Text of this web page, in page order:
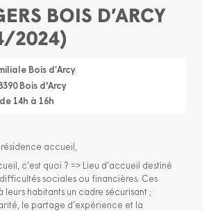
BOIS D’ARCY
2024)
Bois d’Arcy
Bois d'Arcy
14h à 16h
résidence accueil,
c’est quoi ? => Lieu d’accueil destiné
sociales ou financières. Ces
leurs habitants un cadre sécurisant ;
le partage d’expérience et la